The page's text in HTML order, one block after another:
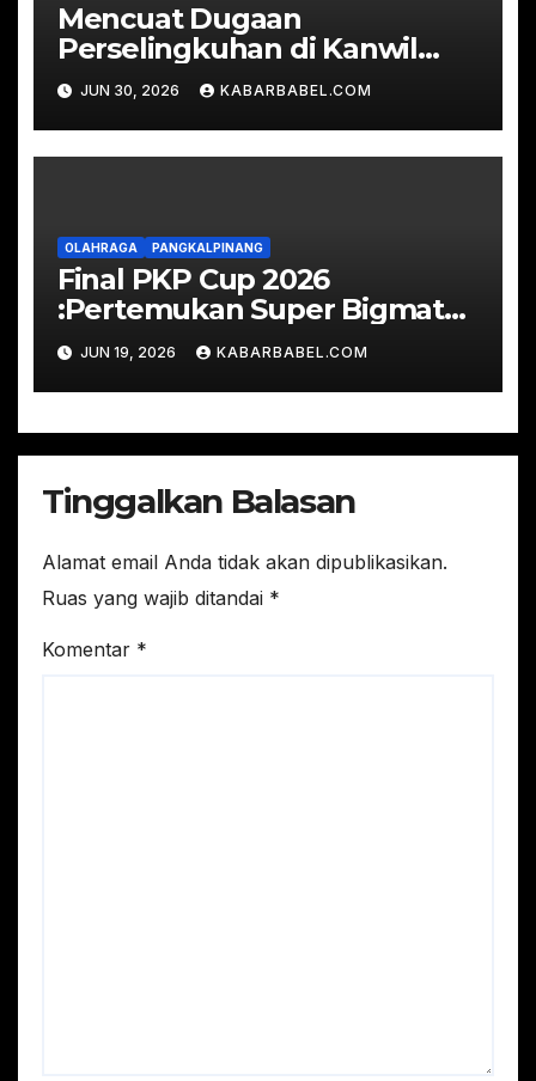
Mencuat Dugaan
Perselingkuhan di Kanwil
Kemenkum Babel
JUN 30, 2026 KABARBABEL.COM
OLAHRAGA PANGKALPINANG
Final PKP Cup 2026
:Pertemukan Super Bigmatch
Real Bahdad FC vs RSUD
Depati Bahrin
JUN 19, 2026 KABARBABEL.COM
Tinggalkan Balasan
Alamat email Anda tidak akan dipublikasikan.
Ruas yang wajib ditandai *
Komentar *